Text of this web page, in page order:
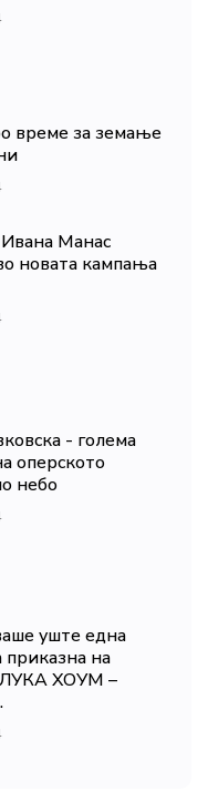
време за земање
Манас
новата кампања
- голема
оперското
небо
уште една
приказна на
ХОУМ –